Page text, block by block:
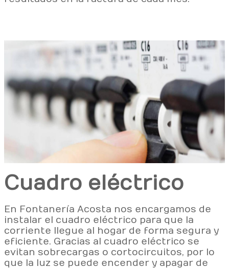
Cuadro eléctrico
En Fontanería Acosta nos encargamos de
instalar el cuadro eléctrico para que la
corriente llegue al hogar de forma segura y
eficiente. Gracias al cuadro eléctrico se
evitan sobrecargas o cortocircuitos, por lo
que la luz se puede encender y apagar de